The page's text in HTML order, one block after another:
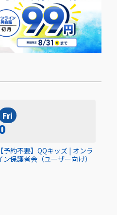
Fri
【予約不要】QQキッズ | オンラ
ン保護者会（ユーザー向け）